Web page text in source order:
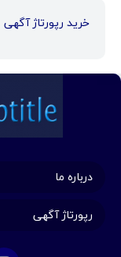
خرید رپورتاژ آگهی
درباره ما
رپورتاژ آگهی